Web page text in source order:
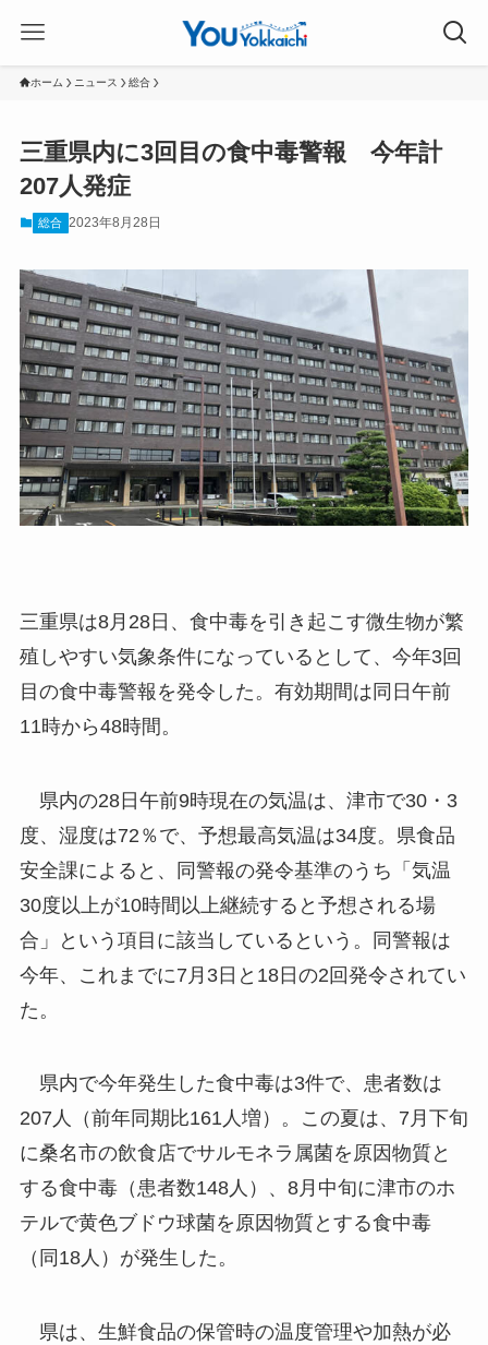
ホーム ニュース 総合
三重県内に3回目の食中毒警報 今年計
207人発症
総合 2023年8月28日
三重県は8月28日、食中毒を引き起こす微生物が繁
殖しやすい気象条件になっているとして、今年3回
目の食中毒警報を発令した。有効期間は同日午前
11時から48時間。
県内の28日午前9時現在の気温は、津市で30・3
度、湿度は72％で、予想最高気温は34度。県食品
安全課によると、同警報の発令基準のうち「気温
30度以上が10時間以上継続すると予想される場
合」という項目に該当しているという。同警報は
今年、これまでに7月3日と18日の2回発令されてい
た。
県内で今年発生した食中毒は3件で、患者数は
207人（前年同期比161人増）。この夏は、7月下旬
に桑名市の飲食店でサルモネラ属菌を原因物質と
する食中毒（患者数148人）、8月中旬に津市のホ
テルで黄色ブドウ球菌を原因物質とする食中毒
（同18人）が発生した。
県は、生鮮食品の保管時の温度管理や加熱が必